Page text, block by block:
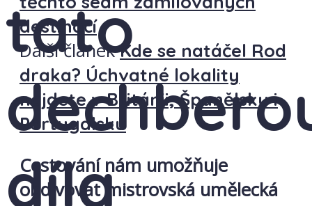
tato
díla
destinací
Další článek Kde se natáčel Rod
draka? Úchvatné lokality
najdete v Británii, Španělsku i
Portugalsku
Cestování nám umožňuje
obdivovat mistrovská umělecká